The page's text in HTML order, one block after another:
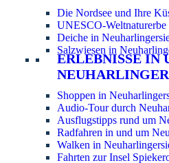
Die Nordsee und Ihre
UNESCO-Weltnaturerbe
Deiche in
Salzwiesen in
ERLEBNISSE IN
Shoppen in
Audio-Tour durch
Ausflugstipps rund um
Radfahren in und um
Walken in
Fahrten zur Insel